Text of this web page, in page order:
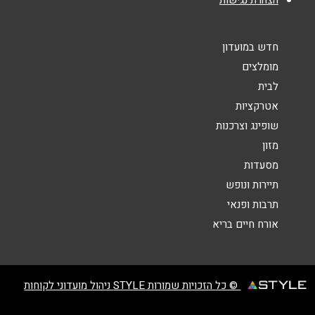
גני מודיעין
חיפה
חדש במועדון
מומלצים
לבית
אטרקציות
שופינג וצרכנות
מזון
מסעדות
תיירות ונופש
תרבות ופנאי
אורח חיים בריא
© כל הזכויות שמורות STYLE ניהול מועדוני לקוחות